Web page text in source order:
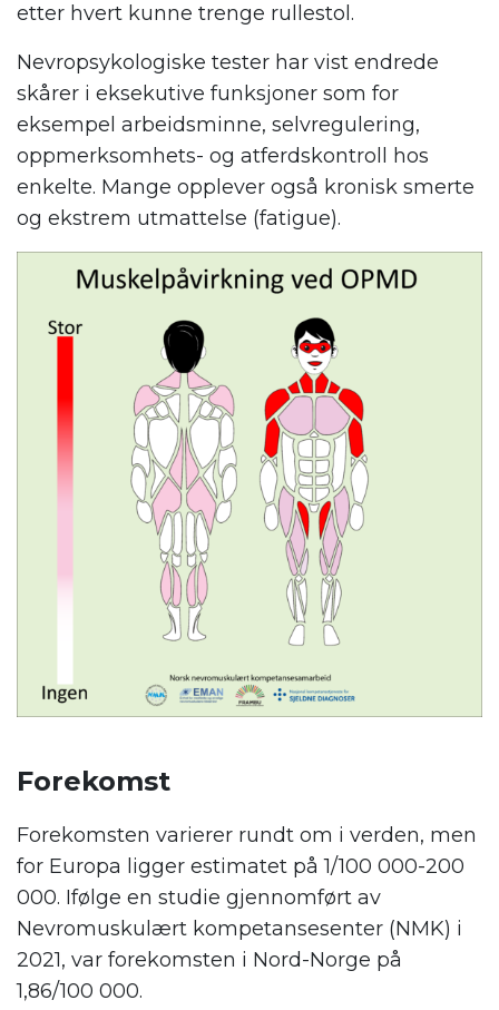
etter hvert kunne trenge rullestol.
Nevropsykologiske tester har vist endrede
skårer i eksekutive funksjoner som for
eksempel arbeidsminne, selvregulering,
oppmerksomhets- og atferdskontroll hos
enkelte. Mange opplever også kronisk smerte
og ekstrem utmattelse (fatigue).
Forekomst
Forekomsten varierer rundt om i verden, men
for Europa ligger estimatet på 1/100 000-200
000. Ifølge en studie gjennomført av
Nevromuskulært kompetansesenter (NMK) i
2021, var forekomsten i Nord-Norge på
1,86/100 000.